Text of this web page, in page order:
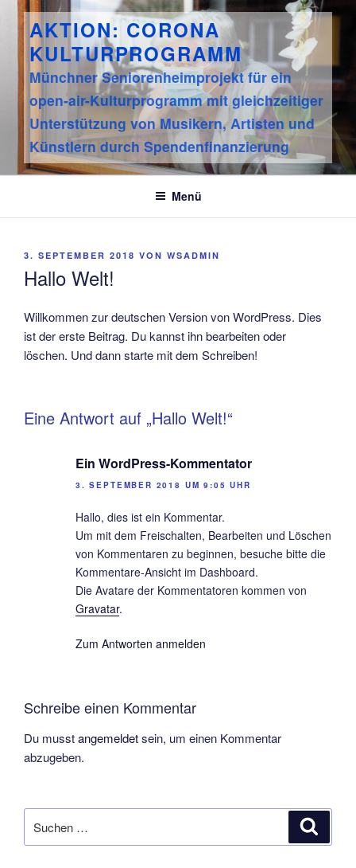
Zum
Inhalt
springen
AKTION: CORONA
KULTURPROGRAMM
Münchner Seniorenheimprojekt für ein
open-air-Kulturprogramm mit gleichzeitiger
Unterstützung von Musikern, Artisten und
Künstlern durch Spendenfinanzierung
Menü
VERÖFFENTLICHT
3. SEPTEMBER 2018 VON WSADMIN
Hallo Welt!
Willkommen zur deutschen Version von WordPress. Dies
ist der erste Beitrag. Du kannst ihn bearbeiten oder
löschen. Und dann starte mit dem Schreiben!
Eine Antwort auf „Hallo Welt!“
Ein WordPress-Kommentator
3. SEPTEMBER 2018 UM 9:05 UHR
Hallo, dies ist ein Kommentar.
Um mit dem Freischalten, Bearbeiten und Löschen
von Kommentaren zu beginnen, besuche bitte die
Kommentare-Ansicht im Dashboard.
Die Avatare der Kommentatoren kommen von
Gravatar.
Zum Antworten anmelden
Schreibe einen Kommentar
Du musstangemeldetsein, um einen Kommentar
abzugeben.
nach: